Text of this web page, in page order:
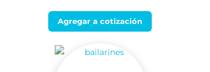
Agregar a cotización